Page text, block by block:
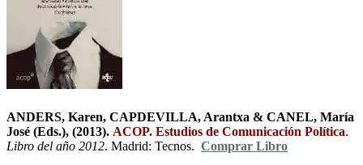
ANDERS, Karen, CAPDEVILLA, Arantxa & CANEL, María
José (Eds.), (2013). ACOP. Estudios de Comunicación Política.
Libro del año 2012. Madrid: Tecnos. Comprar Libro